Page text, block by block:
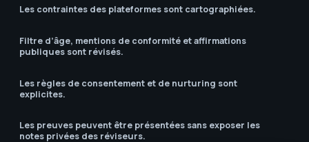
Les contraintes des plateformes sont cartographiées.
Filtre d’âge, mentions de conformité et affirmations
publiques sont révisés.
Les règles de consentement et de nurturing sont
explicites.
Les preuves peuvent être présentées sans exposer les
notes privées des réviseurs.